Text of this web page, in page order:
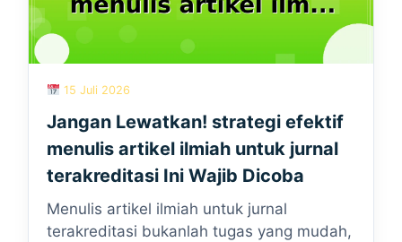
15 Juli 2026
Jangan Lewatkan! strategi efektif
menulis artikel ilmiah untuk jurnal
terakreditasi Ini Wajib Dicoba
Menulis artikel ilmiah untuk jurnal
terakreditasi bukanlah tugas yang mudah,